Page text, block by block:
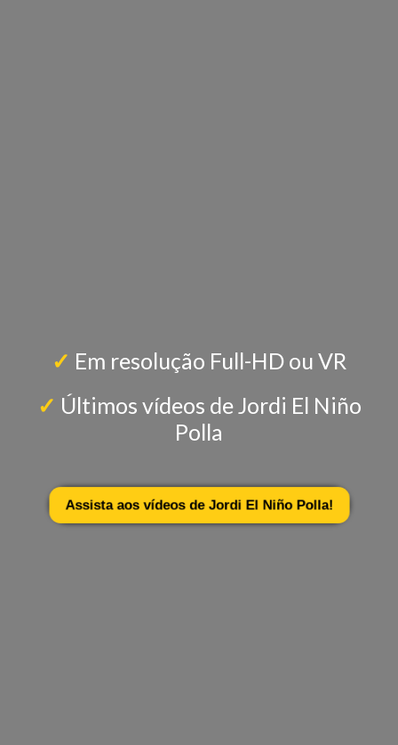
✓ Em resolução Full-HD ou VR
✓ Últimos vídeos de Jordi El Niño
Polla
Assista aos vídeos de Jordi El Niño Polla!